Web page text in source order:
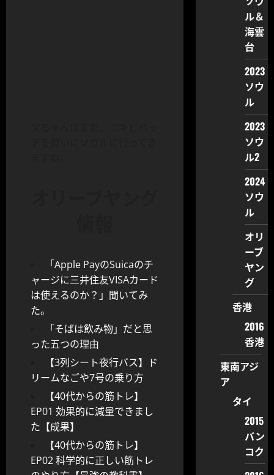
「Apple PayのSuicaのチ
ャージに三井住友VISAカード
は使えるのか？」聞いてみ
た。
「そばは飲み物」だと思
った五つの理由
【3列シート夜行バス】ド
リームなごや7号の乗り方
【40代からの筋トレ】
EP01 効果的に減量できまし
た【成果】
【40代からの筋トレ】
EP02 科学的に正しい筋トレ
ル＆
海雲
台
2023
ソウ
ル
2023
ソウ
ル2
2024
ソウ
ル
オリ
ーブ
ヤン
グ
香港
2016
香港
東南アジ
ア
タイ
2015
バン
コク